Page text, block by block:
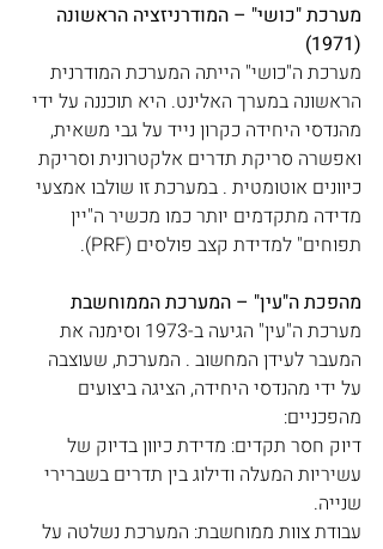
מערכת "כושי" – המודרניזציה הראשונה
(1971)
מערכת ה"כושי" הייתה המערכת המודרנית
הראשונה במערך האלינט. היא תוכננה על ידי
מהנדסי היחידה כקרון נייד על גבי משאית,
ואפשרה סריקת תדרים אלקטרונית וסריקת
כיוונים אוטומטית . במערכת זו שולבו אמצעי
מדידה מתקדמים יותר כמו מכשיר ה"יין
תפוחים" למדידת קצב פולסים (PRF).
מהפכת ה"עין" – המערכת הממוחשבת
מערכת ה"עין" הגיעה ב-1973 וסימנה את
המעבר לעידן המחשוב . המערכת, שעוצבה
על ידי מהנדסי היחידה, הציגה ביצועים
מהפכניים:
דיוק חסר תקדים: מדידת כיוון בדיוק של
עשיריות המעלה ודילוג בין תדרים בשברירי
שנייה.
עבודת צוות ממוחשבת: המערכת נשלטה על